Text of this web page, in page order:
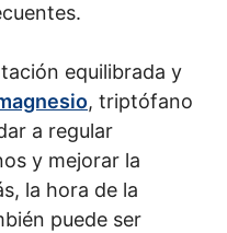
equilibrada y
, triptófano
a regular
y mejorar la
la hora de la
puede ser